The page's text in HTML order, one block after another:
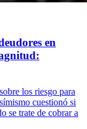
en
los riesgo para
cuestionó si
se trate de cobrar a